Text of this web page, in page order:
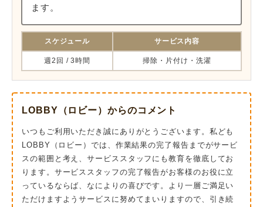
ます。
スケジュール サービス内容
週2回 / 3時間 掃除・片付け・洗濯
LOBBY（ロビー）からのコメント
いつもご利用いただき誠にありがとうございます。私ども
LOBBY（ロビー）では、作業結果の完了報告までがサービ
スの範囲と考え、サービススタッフにも教育を徹底してお
ります。サービススタッフの完了報告がお客様のお役に立
っているならば、なによりの喜びです。より一層ご満足い
ただけますようサービスに努めてまいりますので、引き続